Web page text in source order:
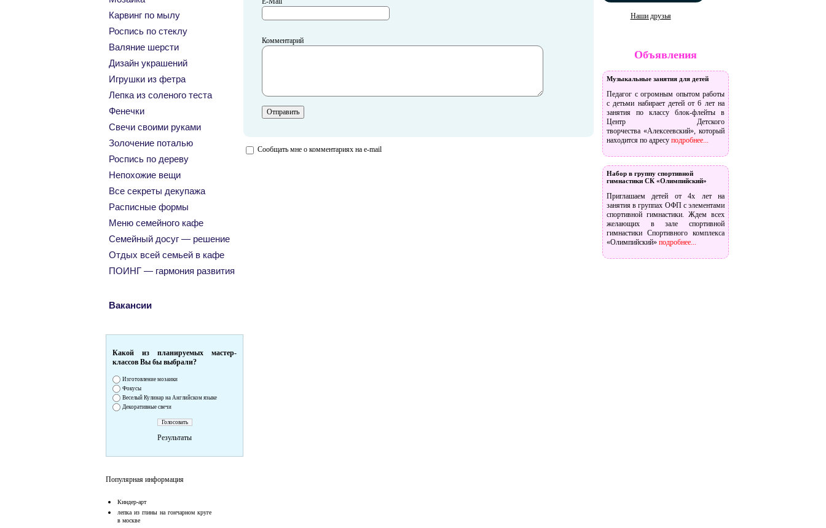
Карвинг по мылу
Роспись по стеклу
Валяние шерсти
Дизайн украшений
Игрушки из фетра
Лепка из соленого теста
Фенечки
Свечи своими руками
Золочение поталью
Роспись по дереву
Непохожие вещи
Все секреты декупажа
Расписные формы
Меню семейного кафе
Семейный досуг — решение
Отдых всей семьей в кафе
ПОИНГ — гармония развития
Вакансии
Какой из планируемых мастер-
классов Вы бы выбрали?
Изготовление мозаики
Фокусы
Веселый Кулинар на Английском языке
Декоративные свечи
Результаты
Популярная информация
Киндер-арт
лепка из глины на гончарном круге
в москве
Комментарий
Сообщать мне о комментариях на e-mail
Наши друзья
Объявления
Музыкальные занятия для детей
Педагог с огромным опытом работы
с детьми набирает детей от 6 лет на
занятия по классу блок-флейты в
Центр Детского
творчества «Алексеевский», который
находится по адресу подробнее...
Набор в группу спортивной
гимнастики СК «Олимпийский»
Приглашаем детей от 4х лет на
занятия в группах ОФП с элементами
спортивной гимнастики. Ждем всех
желающих в зале спортивной
гимнастики Спортивного комплекса
«Олимпийский» подробнее...